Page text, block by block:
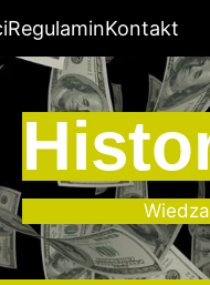
RegulaminKontakt